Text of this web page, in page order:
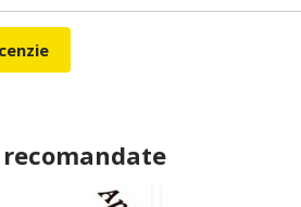
recomandate